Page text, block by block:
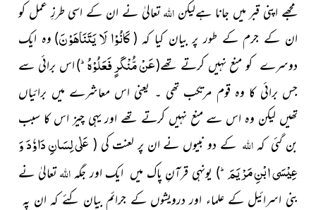
مجھے اپنی قبر میں جانا ہےلیکن اللہتعالیٰ نے ان کے اسی طرزِ عمل کو
ان کے جرم کے طور پر بیان کیا کہ ( كَانُوْا لَا یَتَنَاهَوْنَ) وہ ایک
دوسرے کو منع نہیں کرتے تھے(عَنْ مُّنْكَرٍ فَعَلُوْهُؕ-)اس برائی سے
جس برائی کا وہ قوم مرتکب تھی ۔ یعنی اس معاشرے میں برائیاں
تھیں لیکن وہ اس سے منع نہیں کرتے تھے اور یہی چیز اس کا سبب
بن گئی کہاللہ کے دو نبیوں نے ان پر لعنت کی ( عَلٰى لِسَانِ دَاوٗدَ وَ
عِیْسَى ابْنِ مَرْیَمَؕ-) یونہی قرآنِ پاک میں ایک اور جگہ اللہتعالیٰ نے
بنی اسرائیل کے علماء اور درویشوں کے جرائم بیان کئے كہ ان پہ